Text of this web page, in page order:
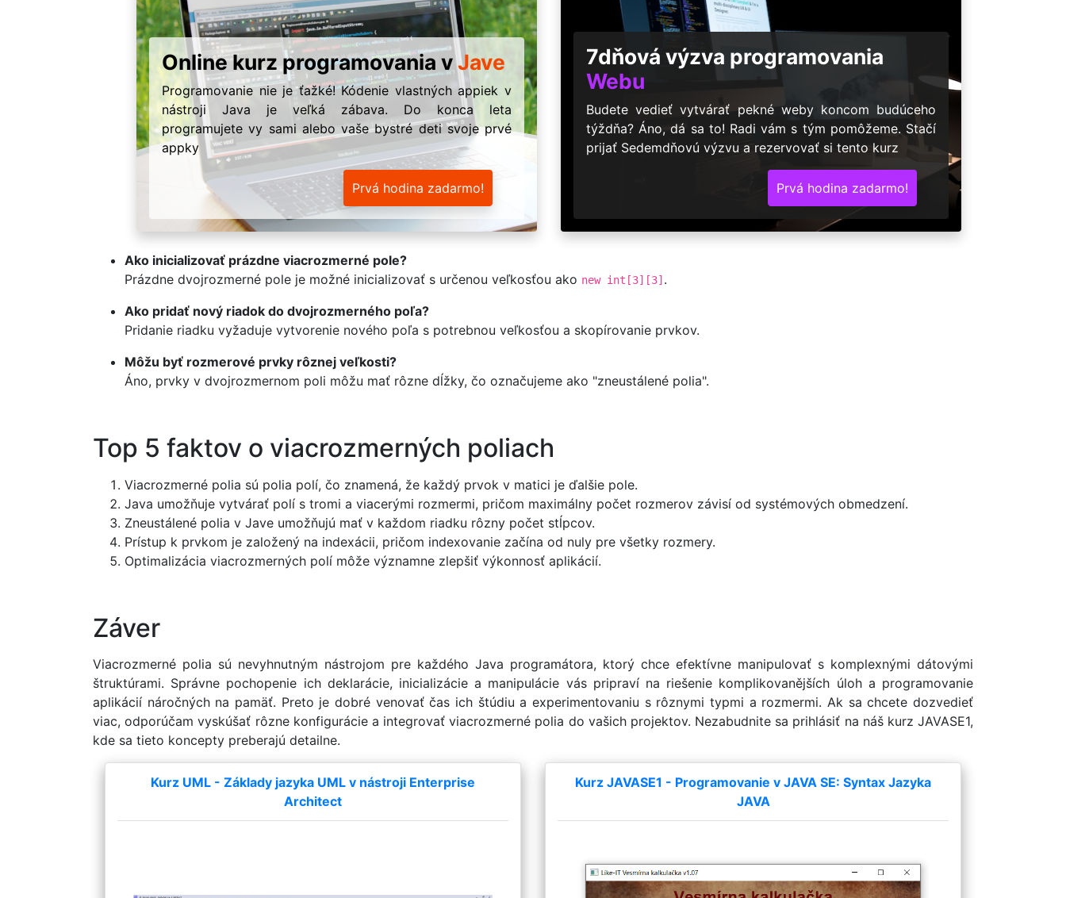
Online kurz programovania vJave
Programovanie nie je ťažké! Kódenie vlastných appiek v
nástroji Java je veľká zábava. Do konca leta
programujete vy sami alebo vaše bystré deti svoje prvé
appky
Prvá hodina zadarmo!
7dňová výzva programovania
Webu
Budete vedieť vytvárať pekné weby koncom budúceho
týždňa? Áno, dá sa to! Radi vám s tým pomôžeme. Stačí
prijať Sedemdňovú výzvu a rezervovať si tento kurz
Prvá hodina zadarmo!
Ako inicializovať prázdne viacrozmerné pole?
Prázdne dvojrozmerné pole je možné inicializovať s určenou veľkosťou ako new int[3][3] .
Ako pridať nový riadok do dvojrozmerného poľa?
Pridanie riadku vyžaduje vytvorenie nového poľa s potrebnou veľkosťou a skopírovanie prvkov.
Môžu byť rozmerové prvky rôznej veľkosti?
Áno, prvky v dvojrozmernom poli môžu mať rôzne dĺžky, čo označujeme ako "zneustálené polia".
Top 5 faktov o viacrozmerných poliach
Viacrozmerné polia sú polia polí, čo znamená, že každý prvok v matici je ďalšie pole.
Java umožňuje vytvárať polí s tromi a viacerými rozmermi, pričom maximálny počet rozmerov závisí od systémových obmedzení.
Zneustálené polia v Jave umožňujú mať v každom riadku rôzny počet stĺpcov.
Prístup k prvkom je založený na indexácii, pričom indexovanie začína od nuly pre všetky rozmery.
Optimalizácia viacrozmerných polí môže významne zlepšiť výkonnosť aplikácií.
Záver
Viacrozmerné polia sú nevyhnutným nástrojom pre každého Java programátora, ktorý chce efektívne manipulovať s komplexnými dátovými
štruktúrami. Správne pochopenie ich deklarácie, inicializácie a manipulácie vás pripraví na riešenie komplikovanějších úloh a programovanie
aplikácií náročných na pamäť. Preto je dobré venovať čas ich štúdiu a experimentovaniu s rôznymi typmi a rozmermi. Ak sa chcete dozvedieť
viac, odporúčam vyskúšať rôzne konfigurácie a integrovať viacrozmerné polia do vašich projektov. Nezabudnite sa prihlásiť na náš kurz JAVASE1,
kde sa tieto koncepty preberajú detailne.
Kurz UML - Základy jazyka UML v nástroji Enterprise
Architect
Kurz JAVASE1 - Programovanie v JAVA SE: Syntax Jazyka
JAVA